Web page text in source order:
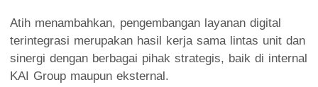
Atih menambahkan, pengembangan layanan digital
terintegrasi merupakan hasil kerja sama lintas unit dan
sinergi dengan berbagai pihak strategis, baik di internal
KAI Group maupun eksternal.